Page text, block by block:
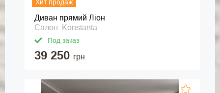
Хит продаж
Диван прямий Ліон
Салон: Konstanta
Под заказ
39 250 грн